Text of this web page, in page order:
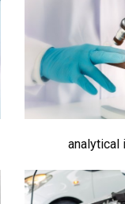
analytical